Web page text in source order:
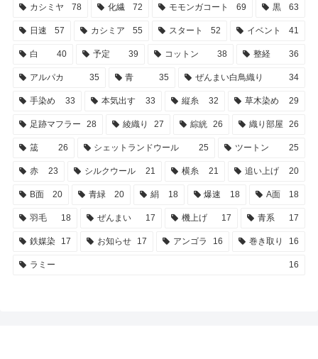
カシミヤ 78 化繊 72 モモンガコート 69 黒 63
日速 57 カシミア 55 スタート 52 イベント 41
白 40 予定 39 コットン 38 整経 36
アルパカ 35 青 35 ぜんまい白鳥織り 34
手染め 33 本気出す 33 縦糸 32 草木染め 29
足跡マフラー 28 綾織り 27 綜絖 26 織り部屋 26
筬 26 シェットランドウール 25 ツートン 25
赤 23 シルクウール 21 横糸 21 追い上げ 20
B面 20 青緑 20 絹 18 爆速 18 A面 18
羽毛 18 ぜんまい 17 機上げ 17 青系 17
鉄媒染 17 お知らせ 17 アンゴラ 16 巻き取り 16
ラミー 16